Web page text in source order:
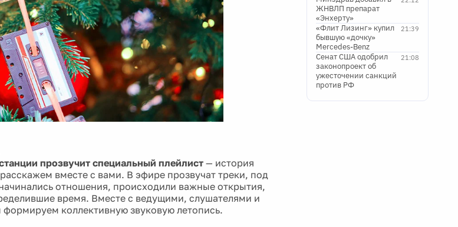
прозвучит специальный плейлист — история
вместе с вами. В эфире прозвучат треки, под
отношения, происходили важные открытия,
время. Вместе с ведущими, слушателями и
коллективную звуковую летопись.
ЖНВЛП препарат
«Энхерту»
21:39
«Флит Лизинг» купил
бывшую «дочку»
Mercedes-Benz
21:08
Сенат США одобрил
законопроект об
ужесточении санкций
против РФ